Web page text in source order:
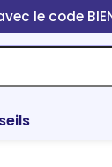
le code